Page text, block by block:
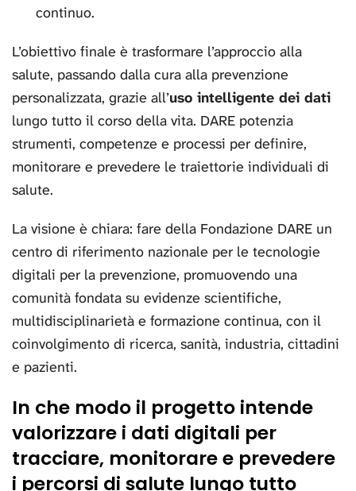
continuo.
L’obiettivo finale è trasformare l’approccio alla
salute, passando dalla cura alla prevenzione
personalizzata, grazie all’uso intelligente dei dati
lungo tutto il corso della vita. DARE potenzia
strumenti, competenze e processi per definire,
monitorare e prevedere le traiettorie individuali di
salute.
La visione è chiara: fare della Fondazione DARE un
centro di riferimento nazionale per le tecnologie
digitali per la prevenzione, promuovendo una
comunità fondata su evidenze scientifiche,
multidisciplinarietà e formazione continua, con il
coinvolgimento di ricerca, sanità, industria, cittadini
e pazienti.
In che modo il progetto intende
valorizzare i dati digitali per
tracciare, monitorare e prevedere
i percorsi di salute lungo tutto